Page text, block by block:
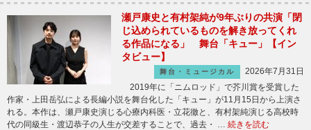
瀬戸康史と有村架純が9年ぶりの共演「閉
じ込められているものを解き放ってくれ
る作品になる」 舞台「キュー」【イン
タビュー】
舞台・ミュージカル
2026年7月31日
2019年に「ニムロッド」で芥川賞を受賞した
作家・上田岳弘による長編小説を舞台化した「キュー」が11月15日から上演さ
れる。本作は、瀬戸康史演じる心療内科医・立花徹と、有村架純演じる高校時
代の同級生・渡辺恭子の人生が交差することで、過去・ … 続きを読む